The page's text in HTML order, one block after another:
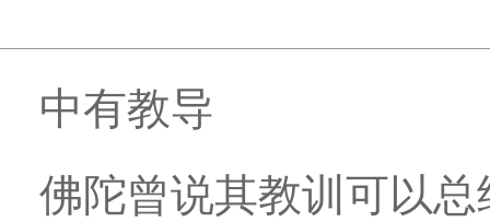
中有教导
佛陀曾说其教训可以